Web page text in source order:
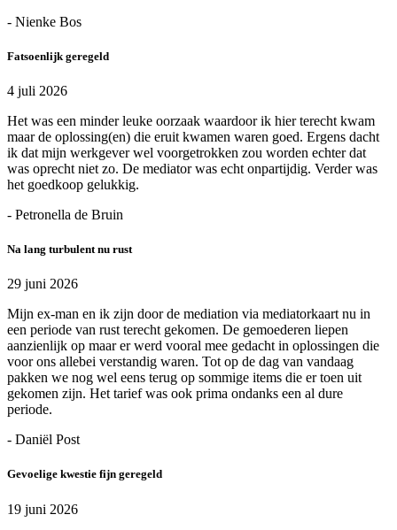
- Nienke Bos
Fatsoenlijk geregeld
4 juli 2026
Het was een minder leuke oorzaak waardoor ik hier terecht kwam
maar de oplossing(en) die eruit kwamen waren goed. Ergens dacht
ik dat mijn werkgever wel voorgetrokken zou worden echter dat
was oprecht niet zo. De mediator was echt onpartijdig. Verder was
het goedkoop gelukkig.
- Petronella de Bruin
Na lang turbulent nu rust
29 juni 2026
Mijn ex-man en ik zijn door de mediation via mediatorkaart nu in
een periode van rust terecht gekomen. De gemoederen liepen
aanzienlijk op maar er werd vooral mee gedacht in oplossingen die
voor ons allebei verstandig waren. Tot op de dag van vandaag
pakken we nog wel eens terug op sommige items die er toen uit
gekomen zijn. Het tarief was ook prima ondanks een al dure
periode.
- Daniël Post
Gevoelige kwestie fijn geregeld
19 juni 2026